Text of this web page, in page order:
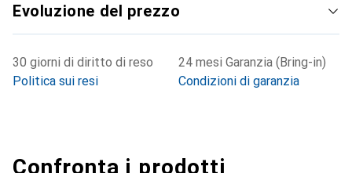
Evoluzione del prezzo
30 giorni di diritto di reso
Politica sui resi
24 mesi Garanzia (Bring-in)
Condizioni di garanzia
Confronta i prodotti